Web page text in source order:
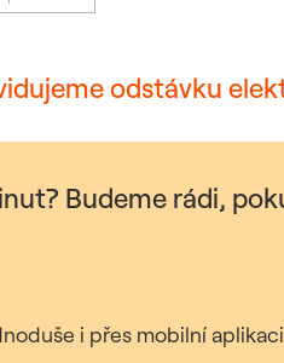
odstávku
Budeme rádi,
i přes mobilní